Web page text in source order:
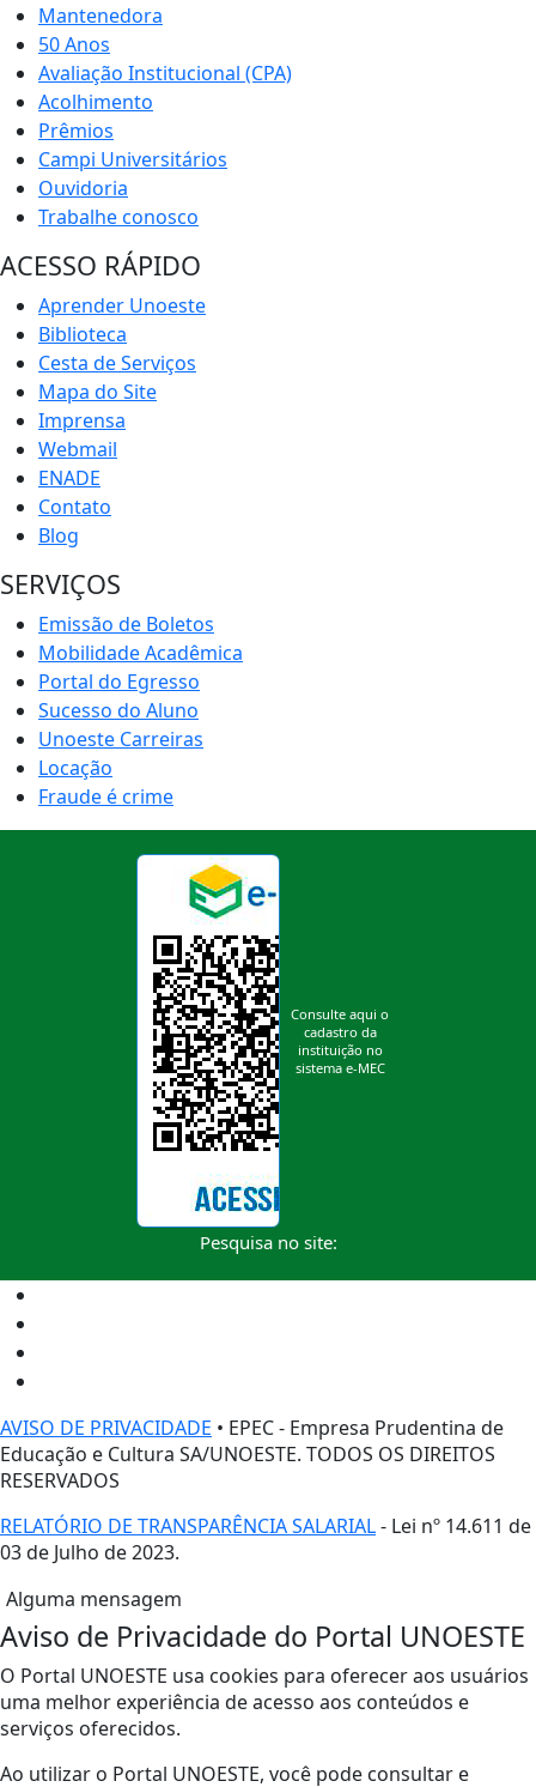
Mantenedora
50 Anos
Avaliação Institucional (CPA)
Acolhimento
Prêmios
Campi Universitários
Ouvidoria
Trabalhe conosco
ACESSO RÁPIDO
Aprender Unoeste
Biblioteca
Cesta de Serviços
Mapa do Site
Imprensa
Webmail
ENADE
Contato
Blog
SERVIÇOS
Emissão de Boletos
Mobilidade Acadêmica
Portal do Egresso
Sucesso do Aluno
Unoeste Carreiras
Locação
Fraude é crime
Consulte aqui o
cadastro da
instituição no
sistema e-MEC
Pesquisa no site:
AVISO DE PRIVACIDADE • EPEC - Empresa Prudentina de
Educação e Cultura SA/UNOESTE. TODOS OS DIREITOS
RESERVADOS
RELATÓRIO DE TRANSPARÊNCIA SALARIAL- Lei nº 14.611 de
03 de Julho de 2023.
Alguma mensagem
Aviso de Privacidade do Portal UNOESTE
O Portal UNOESTE usa cookies para oferecer aos usuários
uma melhor experiência de acesso aos conteúdos e
serviços oferecidos.
Ao utilizar o Portal UNOESTE, você pode consultar e